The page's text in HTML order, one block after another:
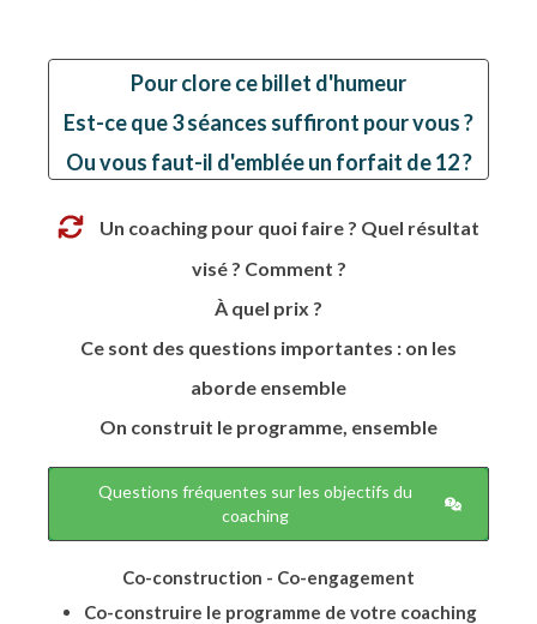
Pour clore ce billet d'humeur
Est-ce que 3 séances suffiront pour vous ?
Ou vous faut-il d'emblée un forfait de 12 ?
Un coaching pour quoi faire ? Quel résultat
visé ? Comment ?
À quel prix ?
Ce sont des questions importantes : on les
aborde ensemble
On construit le programme, ensemble
Questions fréquentes sur les objectifs du
coaching
Co-construction - Co-engagement
Co-construire le programme de votre coaching